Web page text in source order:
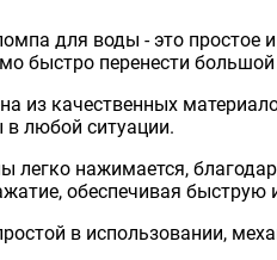
для воды - это простое
быстро перенести
из качественных
в любой ситуации.
легко нажимается,
обеспечивая быструю
в использовании,